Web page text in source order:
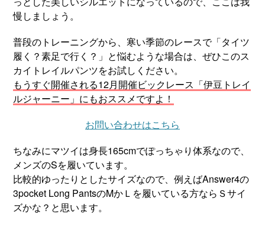
慢しましょう。
普段のトレーニングから、寒い季節のレースで「タイツ
履く？素足で行く？」と悩むような場合は、ぜひこのス
カイトレイルパンツをお試しください。
もうすぐ開催される12月開催ビックレース「伊豆トレイ
ルジャーニー」にもおススメですよ！
お問い合わせはこちら
ちなみにマツイは身長165cmでぽっちゃり体系なので、
メンズのSを履いています。
比較的ゆったりとしたサイズなので、例えばAnswer4の
3pocket Long PantsのMかＬを履いている方ならＳサイ
ズかな？と思います。